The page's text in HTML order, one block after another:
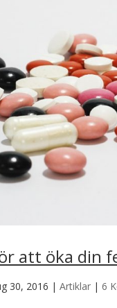
att öka din
30, 2016 |Artiklar |6